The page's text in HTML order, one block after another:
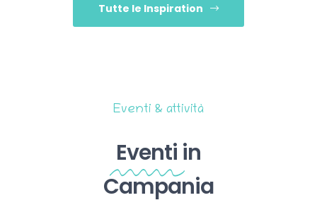
Tutte le Inspiration
Eventi & attività
Eventi in
Campania